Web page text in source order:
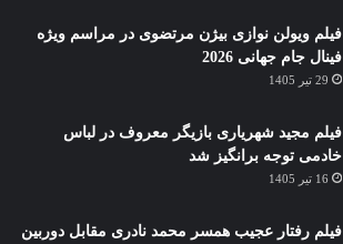
فیلم ویولن نوازی بیژن مرتضوی در مراسم ویژه
فینال جام جهانی 2026
29 تیر 1405
فیلم مجید شهریاری بازیگر معروف در لباس
خادمی توجه برانگیز شد
16 تیر 1405
فیلم رفتار عجیب همسر محمد نادری مقابل دوربین